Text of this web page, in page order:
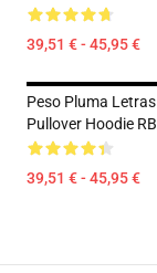
39,51 € - 45,95 €
Peso Pluma
Pullover Hoodie
39,51 € - 45,95 €